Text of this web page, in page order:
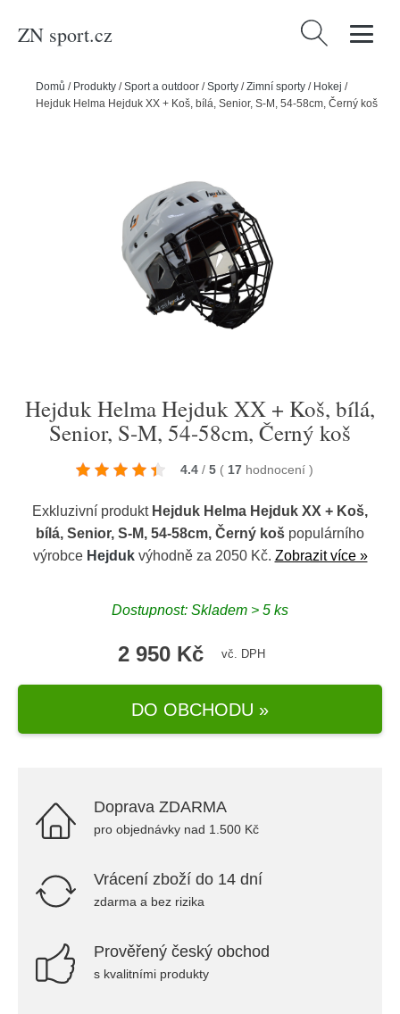
ZN sport.cz Vyhledávání
Domů / Produkty /Sport a outdoor /Sporty /Zimní sporty / Hokej /
Hejduk Helma Hejduk XX + Koš, bílá, Senior, S-M, 54-58cm, Černý koš
Hejduk Helma Hejduk XX + Koš, bílá,
Senior, S-M, 54-58cm, Černý koš
4.4 / 5 ( 17 hodnocení )
Exkluzivní produkt Hejduk Helma Hejduk XX + Koš,
bílá, Senior, S-M, 54-58cm, Černý koš populárního
výrobce Hejdukvýhodně za 2050 Kč. Zobrazit více »
Dostupnost: Skladem > 5 ks
2 950 Kč vč. DPH
DO OBCHODU »
Doprava ZDARMA
pro objednávky nad 1.500 Kč
Vrácení zboží do 14 dní
zdarma a bez rizika
Prověřený český obchod
s kvalitními produkty